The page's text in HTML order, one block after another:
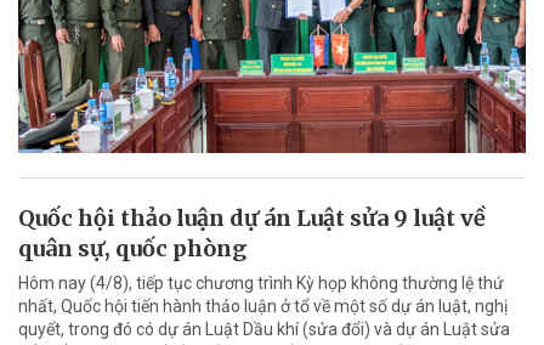
Quốc hội thảo luận dự án Luật sửa 9 luật về
quân sự, quốc phòng
Hôm nay (4/8), tiếp tục chương trình Kỳ họp không thường lệ thứ
nhất, Quốc hội tiến hành thảo luận ở tổ về một số dự án luật, nghị
quyết, trong đó có dự án Luật Dầu khí (sửa đổi) và dự án Luật sửa